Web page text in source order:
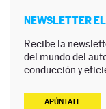
NEWSLETTER EL
Recibe la
del mundo del
conducción y
APÚNTATE